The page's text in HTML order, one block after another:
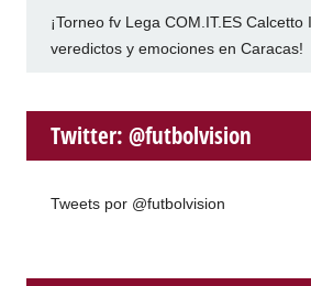
¡Torneo fv Lega COM.IT.ES Calcetto
veredictos y emociones en Caracas!
Twitter: @futbolvision
Tweets por @futbolvision